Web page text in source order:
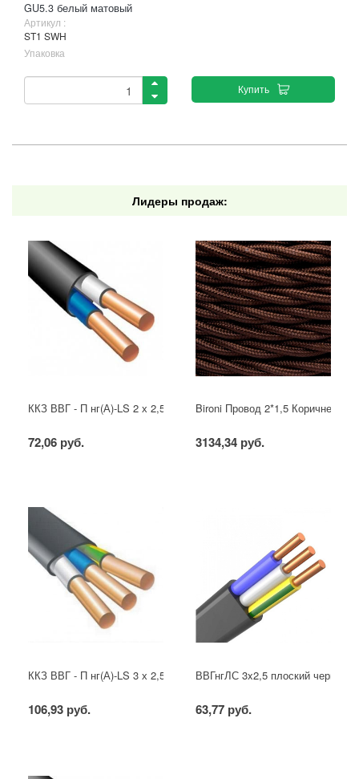
GU5.3 белый матовый
Артикул :
ST1 SWH
Упаковка
Купить
Лидеры продаж:
ККЗ ВВГ - П нг(А)-LS 2 х 2,5 ГОСТ
72,06 руб.
Bironi Провод 2*1,5 Коричневый
3134,34 руб.
ККЗ ВВГ - П нг(А)-LS 3 х 2,5 ГОСТ
106,93 руб.
ВВГнгЛС 3x2,5 плоский черный
63,77 руб.